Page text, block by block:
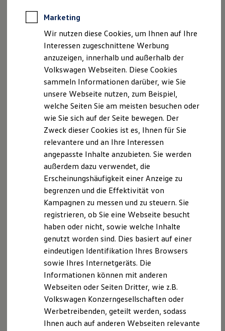
Notdienst und Pannenhilfe
Software, Konnektivität & Apps
California App
VW Connect für Ihren ID. Buzz
VW Connect für Ihren Transporter/Caravelle
VW Connect für Ihren Amarok
VW Connect für andere Modelle
Connect Pro
Fleet Interface Data
Multistop Pathfinder
Übersicht Software Updates
Digitales Bordbuch
Fahrerassistenz- und Sicherheitssysteme
Kontrollleuchten
Batterieverordnung
XTL-Dieselkraftstoff
Ersatzteile und Betriebsflüssigkeiten
Original Zubehör und Lifestyle Produkte
myVolkswagen
myVolkswagen Business
Elektrisch & Autonom
Elektro - & Hybridfahrzeuge
Unser Ansatz
Klimafreundlicher Strom
Reichweite & Ladelösungen
Reichweitensimulator
Ladezeitensimulator
Ladelösungen für Privatkunden
Ladelösungen für Gewerbekunden
Bidirektionales Laden
Förderung & Kosten der Elektrofahrzeuge
Fördermöglichkeiten für Privatkunden
Hinweis gemäß § 36
Verbraucherstreitbeilegungsgesetz (VSBG)
„Wir sind zur Teilnahme an einem
Streitbeilegungsverfahren vor einer
Verbraucherschlichtungsstelle weder bereit noch dazu
verpflichtet.“
Datenschutzerklärung
Hierbei handelt es sich um die Website von der
Autohaus Michael Krammer GmbH, Grafenauer Str.
45, 94078 Freyung, Telefon 08551/5768-0, Telefax
08551/5768-26,
info@autohaus-michael-krammer.deund der Fa.
Michael Krammer, Regener Str. 116, 94513
Schönberg, Telefon 08554/94490-0, Telefax
08554/94490-29,
info@autohaus-michael-krammer.de(aus Gründen der
Vereinfachung im folgenden Autohaus Michael
Krammer genannt) mit welcher wir Sie über die
Erhebung und Verarbeitung Ihrer personenbezogenen
Daten durch das Autohaus Michael Krammer
informieren.
Wir freuen uns sehr über Ihr Interesse an unserem
Marketing
Wir nutzen diese Cookies, um Ihnen auf Ihre
Interessen zugeschnittene Werbung
anzuzeigen, innerhalb und außerhalb der
Volkswagen Webseiten. Diese Cookies
sammeln Informationen darüber, wie Sie
unsere Webseite nutzen, zum Beispiel,
welche Seiten Sie am meisten besuchen oder
wie Sie sich auf der Seite bewegen. Der
Zweck dieser Cookies ist es, Ihnen für Sie
relevantere und an Ihre Interessen
angepasste Inhalte anzubieten. Sie werden
außerdem dazu verwendet, die
Erscheinungshäufigkeit einer Anzeige zu
begrenzen und die Effektivität von
Kampagnen zu messen und zu steuern. Sie
registrieren, ob Sie eine Webseite besucht
haben oder nicht, sowie welche Inhalte
genutzt worden sind. Dies basiert auf einer
eindeutigen Identifikation Ihres Browsers
sowie Ihres Internetgeräts. Die
Informationen können mit anderen
Webseiten oder Seiten Dritter, wie z.B.
Volkswagen Konzerngesellschaften oder
Werbetreibenden, geteilt werden, sodass
Ihnen auch auf anderen Webseiten relevante